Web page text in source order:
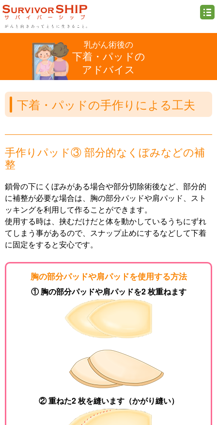
乳がん術後の
下着・パッドの
アドバイス
下着・パッドの手作りによる工夫
手作りパッド③ 部分的なくぼみなどの補
整
鎖骨の下にくぼみがある場合や部分切除術後など、部分的
に補整が必要な場合は、胸の部分パッドや肩パッド、スト
ッキングを利用して作ることができます。
使用する時は、挟むだけだと体を動かしているうちにずれ
てしまう事があるので、スナップ止めにするなどして下着
に固定をすると安心です。
胸の部分パッドや肩パッドを使用する方法
① 胸の部分パッドや肩パッドを2 枚重ねます
② 重ねた2 枚を縫います（かがり縫い）